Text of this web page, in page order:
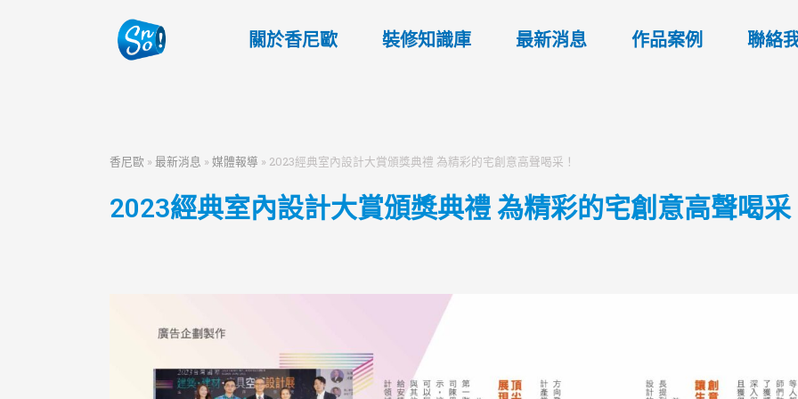
關於香尼歐 裝修知識庫 最新消息 作品案例 聯絡
香尼歐 » 最新消息 »媒體報導 » 2023經典室內設計大賞頒獎典禮 為精彩的宅創意高聲喝采！
2023經典室內設計大賞頒獎典禮 為精彩的宅創意高聲喝采